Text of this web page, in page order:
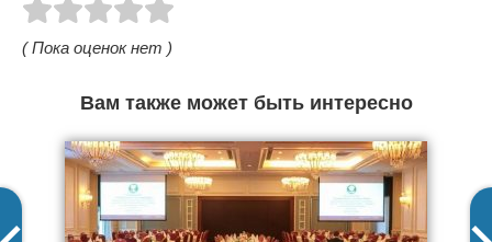
( Пока оценок нет )
Вам также может быть интересно